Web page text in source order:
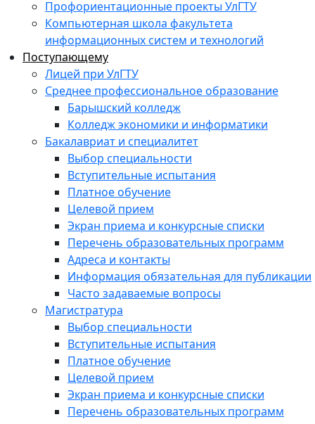
Профориентационные проекты УлГТУ
Компьютерная школа факультета
информационных систем и технологий
Поступающему
Лицей при УлГТУ
Среднее профессиональное образование
Барышский колледж
Колледж экономики и информатики
Бакалавриат и специалитет
Выбор специальности
Вступительные испытания
Платное обучение
Целевой прием
Экран приема и конкурсные списки
Перечень образовательных программ
Адреса и контакты
Информация обязательная для публикации
Часто задаваемые вопросы
Магистратура
Выбор специальности
Вступительные испытания
Платное обучение
Целевой прием
Экран приема и конкурсные списки
Перечень образовательных программ